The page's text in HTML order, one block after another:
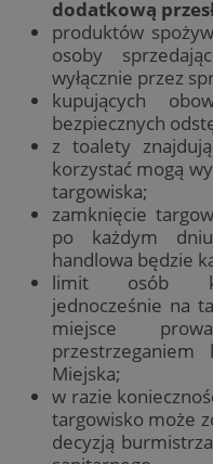
dodatkową
produktów
osoby
wyłącznie przez
kupujących
bezpiecznych
z toalety
korzystać mogą
targowiska;
zamknięcie
po każdym
handlowa będzie
limit osób
jednocześnie na
miejsce
Miejska;
w razie
targowisko może
decyzją